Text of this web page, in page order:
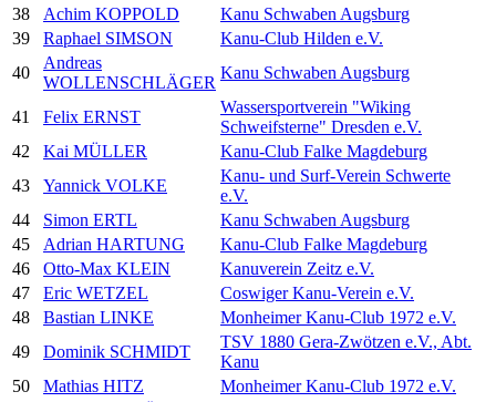
38
Achim KOPPOLD
Kanu Schwaben Augsburg
39
Raphael SIMSON
Kanu-Club Hilden e.V.
40
Andreas
WOLLENSCHLÄGER
Kanu Schwaben Augsburg
41 Felix ERNST
Wassersportverein "Wiking
Schweifsterne" Dresden e.V.
42
Kai MÜLLER
Kanu-Club Falke Magdeburg
43
Yannick VOLKE
Kanu- und Surf-Verein Schwerte
e.V.
44
Simon ERTL
Kanu Schwaben Augsburg
45
Adrian HARTUNG
Kanu-Club Falke Magdeburg
46
Otto-Max KLEIN
Kanuverein Zeitz e.V.
47
Eric WETZEL
Coswiger Kanu-Verein e.V.
48
Bastian LINKE
Monheimer Kanu-Club 1972 e.V.
49
Dominik SCHMIDT
TSV 1880 Gera-Zwötzen e.V., Abt.
Kanu
50
Mathias HITZ
Monheimer Kanu-Club 1972 e.V.